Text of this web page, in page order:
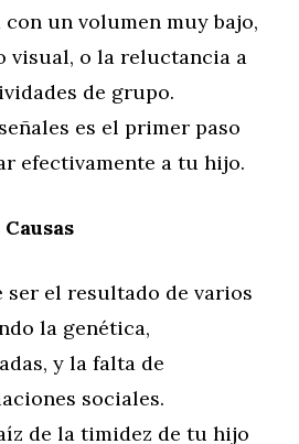
con un volumen muy bajo,
visual, o la reluctancia a
de grupo.
es el primer paso
efectivamente a tu hijo.
ser el resultado de varios
la genética,
y la falta de
sociales.
de la timidez de tu hijo